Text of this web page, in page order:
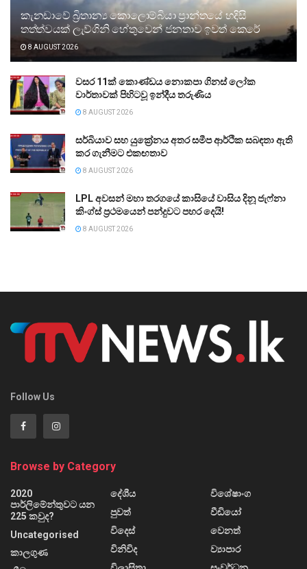
කැනඩාවේ බ්‍රිතාන්‍ය කොලොම්බියා ප්‍රාන්තයේ හදිසි
තත්ත්වයක් ලැව්ගිනි හේතුවෙන් ජනතාව ඉවත් කෙරේ
8 AUGUST 2026
වසර 11ක් කොණ්ඩය නොකපා ගිනස් ලෝක
වාර්තාවක් පිහිටවූ ඉන්දීය තරුණිය
8 AUGUST 2026
සර්බියාව සහ යුක්‍රේනය අතර සමීප ආර්ථික සබඳතා ඇති
කර ගැනීමට එකඟතාව
8 AUGUST 2026
LPL අවසන් මහා තරගයේ කාසියේ වාසිය දිනූ ජැෆ්නා
කිංග්ස් ප්‍රථමයෙන් පන්දුවට පහර දෙයි!
8 AUGUST 2026
Follow Us
Browse by Category
2020
පාර්ලිමේන්තුවට යන
225 කවුද?
Uncategorised
කාලගුණ
දේශීය
පුවත්
විදෙස්
විනිවිද
විශේෂාංග
වීඩියෝ
වෙනත්
ව්‍යාපාර